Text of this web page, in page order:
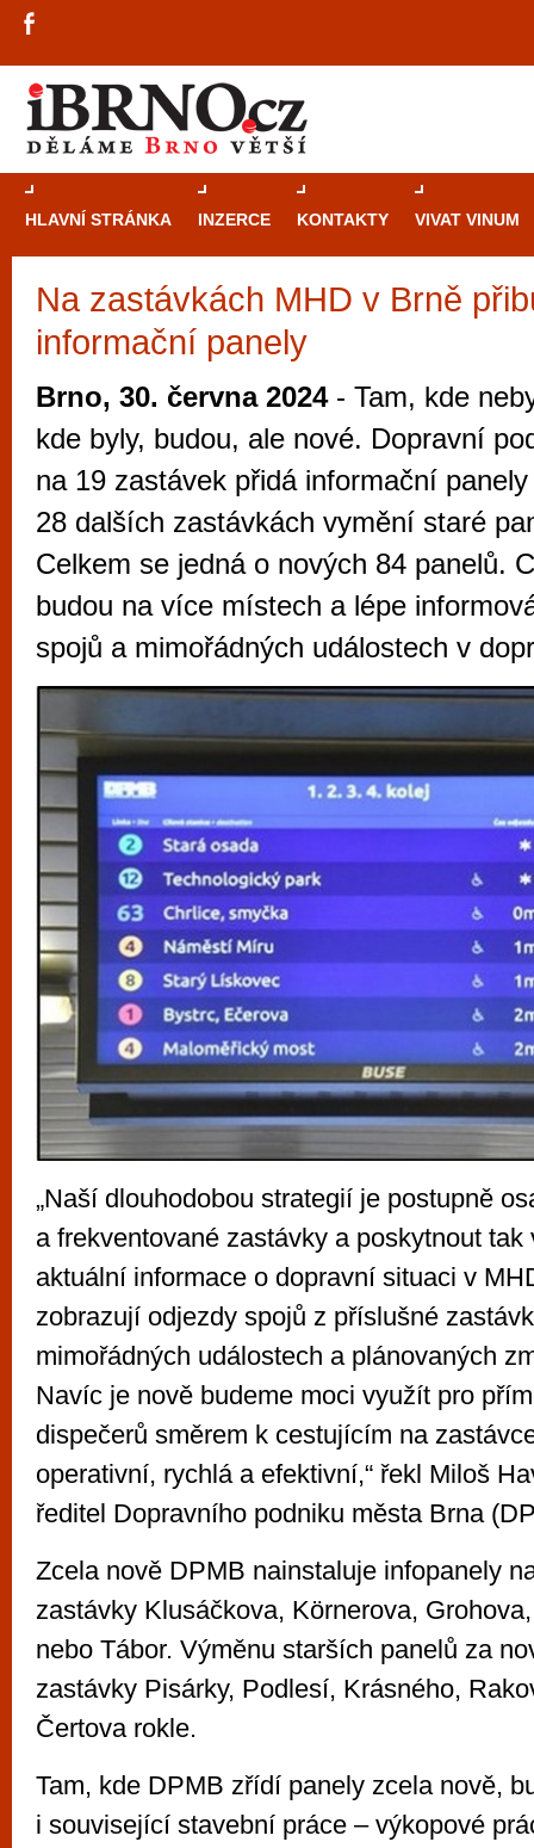
HLAVNÍ STRÁNKA INZERCE KONTAKTY VIVAT VINUM
Na zastávkách MHD v Brně
informační panely
Brno, 30. června 2024- Tam, kde
kde byly, budou, ale nové. Dopravní
na 19 zastávek přidá informační
28 dalších zastávkách vymění staré
Celkem se jedná o nových 84 panelů.
budou na více místech a lépe
spojů a mimořádných událostech v
„Naší dlouhodobou strategií je postupně
a frekventované zastávky a poskytnout
aktuální informace o dopravní situaci v
zobrazují odjezdy spojů z příslušné
mimořádných událostech a plánovaných
Navíc je nově budeme moci využít pro
dispečerů směrem k cestujícím na
operativní, rychlá a efektivní,“ řekl Miloš
ředitel Dopravního podniku města Brna
Zcela nově DPMB nainstaluje infopanely
zastávky Klusáčkova, Körnerova,
nebo Tábor. Výměnu starších panelů za
zastávky Pisárky, Podlesí, Krásného,
Čertova rokle.
Tam, kde DPMB zřídí panely zcela nově,
i související stavební práce – výkopové
Průvodce
Brno je
zajímavé
restaurace,
Mimo jiné je ale také místem, kde si
vyzkoušet různé kasinové hry. V
metropoli naleznete širokou nabídku her
po moderní automaty jak pro pravidelné
příležitostné hráče. V...